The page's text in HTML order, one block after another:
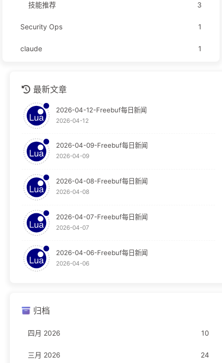
技能推荐 3
Security Ops 1
claude 1
安全运营
技术分享
教程
Graylog
Obsidian
OpenResty
WAF
新闻
编程语言
JavaScript
Rust 11
最新文章
2026-04-12-Freebuf每日新闻
2026-04-12
2026-04-09-Freebuf每日新闻
2026-04-09
2026-04-08-Freebuf每日新闻
2026-04-08
2026-04-07-Freebuf每日新闻
2026-04-07
2026-04-06-Freebuf每日新闻
2026-04-06
归档
四月 2026 10
三月 2026 24